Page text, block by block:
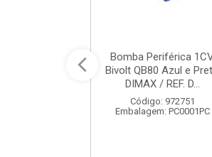
Bomba Periférica
Bivolt QB80 Azul e
DIMAX / REF. D...
Código: 972751
Embalagem: PC0001PC